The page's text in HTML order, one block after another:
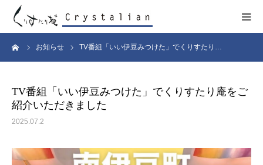
お知らせ TV番組「いい伊豆みつけた」でくりすたり…
TV番組「いい伊豆みつけた」でくりすたり庵をご
紹介いただきました
2025.07.2
ヒーリング
プロフィール